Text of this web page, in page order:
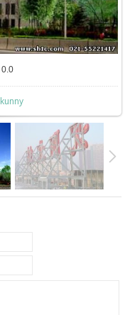
/ 87.6Kb
0.0
kunny